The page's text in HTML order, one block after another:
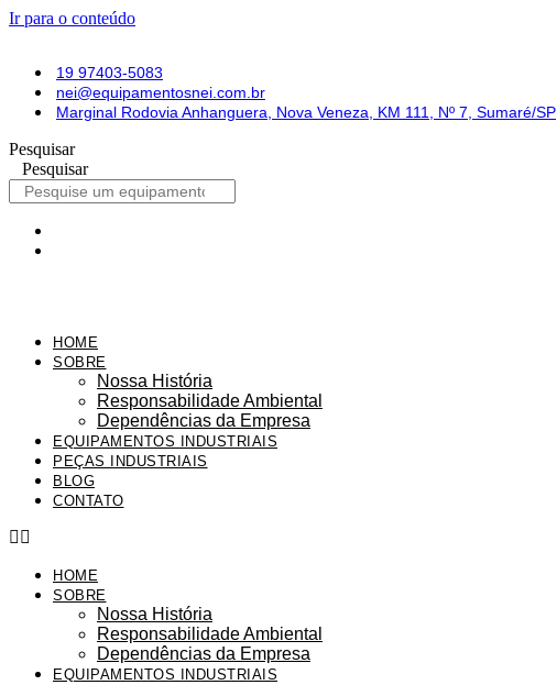
Ir para o conteúdo
19 97403-5083
nei@equipamentosnei.com.br
Marginal Rodovia Anhanguera, Nova Veneza, KM 111, Nº 7, Sumaré/SP
Pesquisar
Pesquisar
HOME
SOBRE
Nossa História
Responsabilidade Ambiental
Dependências da Empresa
EQUIPAMENTOS INDUSTRIAIS
PEÇAS INDUSTRIAIS
BLOG
CONTATO
HOME
SOBRE
Nossa História
Responsabilidade Ambiental
Dependências da Empresa
EQUIPAMENTOS INDUSTRIAIS